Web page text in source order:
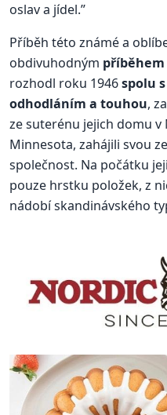
oslav a jídel.”
Příběh této známé a
obdivuhodným
rozhodl roku 1946spolu s
odhodláním a touhou,
ze suterénu jejich domu v
Minnesota, zahájili svou
společnost. Na počátku
pouze hrstku položek, z
nádobí skandinávského